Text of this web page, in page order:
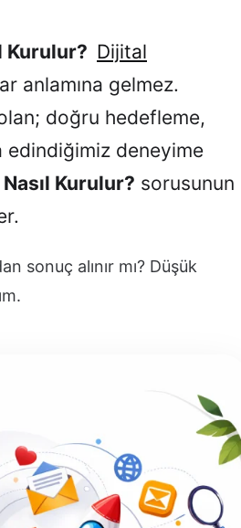
Kurulur? Dijital
anlamına gelmez.
doğru hedefleme,
deneyime
Kurulur? sorusunun
sonuç alınır mı? Düşük